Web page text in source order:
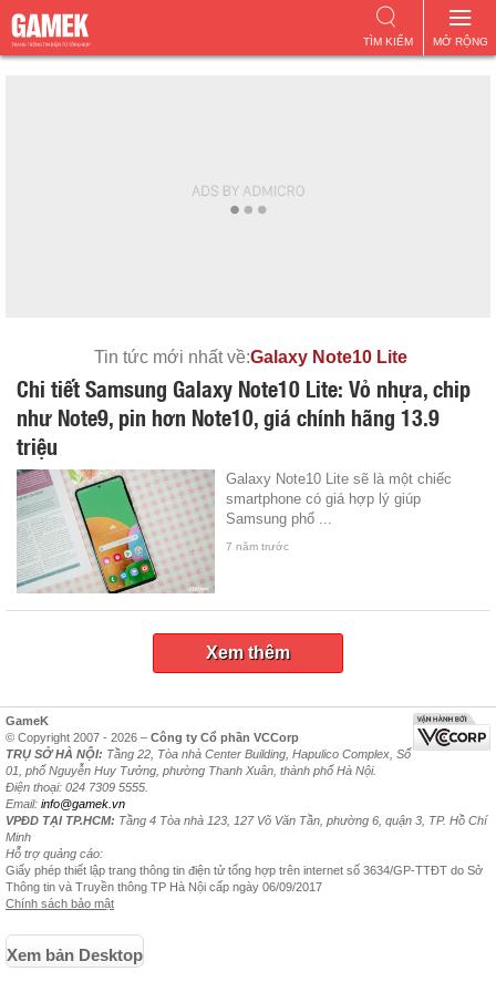
MỞ RỘNG
TÌM KIẾM
Tin tức mới nhất về:Galaxy Note10 Lite
Chi tiết Samsung Galaxy Note10 Lite: Vỏ nhựa, chip
như Note9, pin hơn Note10, giá chính hãng 13.9
triệu
Galaxy Note10 Lite sẽ là một chiếc
smartphone có giá hợp lý giúp
Samsung phổ ...
7 năm trước
Xem thêm
GameK
© Copyright 2007 - 2026 – Công ty Cổ phần VCCorp
TRỤ SỞ HÀ NỘI: Tầng 22, Tòa nhà Center Building, Hapulico Complex, Số
01, phố Nguyễn Huy Tưởng, phường Thanh Xuân, thành phố Hà Nội.
Điện thoại: 024 7309 5555.
Email: info@gamek.vn
VPĐD TẠI TP.HCM: Tầng 4 Tòa nhà 123, 127 Võ Văn Tần, phường 6, quận 3, TP. Hồ Chí
Minh
Hỗ trợ quảng cáo:
Giấy phép thiết lập trang thông tin điện tử tổng hợp trên internet số 3634/GP-TTĐT do Sở
Thông tin và Truyền thông TP Hà Nội cấp ngày 06/09/2017
Chính sách bảo mật
Xem bản Desktop